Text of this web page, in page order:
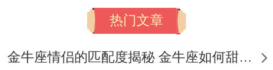
睡前花10分钟记录今日得失,重点研究情绪
触发点及应对方式...
热门文章
金牛座情侣的匹配度揭秘 金牛座如何甜蜜恋爱